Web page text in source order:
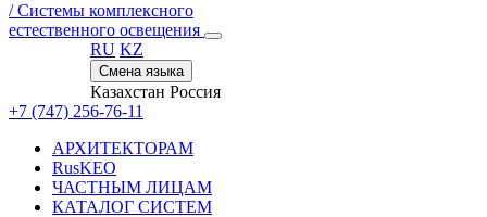
/ Системы комплексного
естественного освещения
RU KZ
Смена языка
Казахстан Россия
+7 (747) 256-76-11
АРХИТЕКТОРАМ
RusKEO
ЧАСТНЫМ ЛИЦАМ
КАТАЛОГ СИСТЕМ